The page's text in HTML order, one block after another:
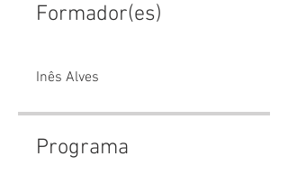
Formador(es)
Inês Alves
Programa